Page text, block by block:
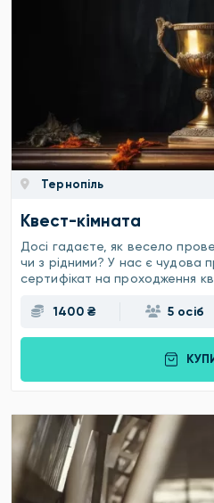
Тернопіль
Квест-кімната
Досі гадаєте, як весело
чи з рідними? У нас є чудова
сертифікат на проходження
1400 ₴ 5 осіб